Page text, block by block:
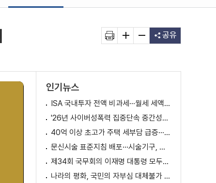
공유
인기뉴스
ISA 국내투자 전액 비과세···월세 세액공제 확대
'26년 사이버성폭력 집중단속 중간성과 발표···향후 추진계획은?
40억 이상 초고가 주택 세부담 급증···실수요자 보호 강화
문신시술 표준지침 배포···시술기구, 일회용 사용 후 폐기
제34회 국무회의 이재명 대통령 모두발언
나라의 평화, 국민의 자부심 대체불가 대한민국 이재명 대통령 모두말씀